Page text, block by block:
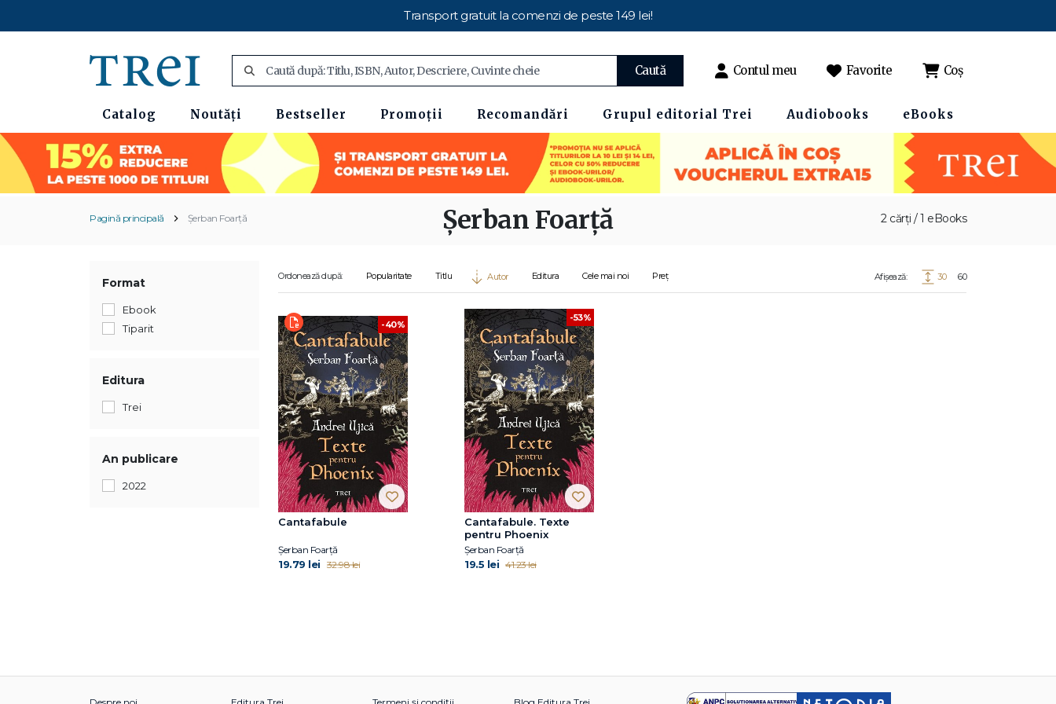
Transport gratuit la comenzi de peste 149 lei!
Caută Contul meu Favorite Coș
Catalog Noutăți Bestseller Promoții Recomandări Grupul editorial Trei Audiobooks eBooks
Pagină principală Șerban Foarță 2 cărți / 1 eBooks
Șerban Foarță
Format
Ebook
Tiparit
Editura
Trei
An publicare
2022
Ordonează după: Popularitate Titlu Autor Editura Cele mai noi Preț Afișează: 30 60
-40%
Cantafabule
Șerban Foarță
19.79 lei 32.98 lei
-53%
Cantafabule. Texte
pentru Phoenix
Șerban Foarță
19.5 lei 41.23 lei